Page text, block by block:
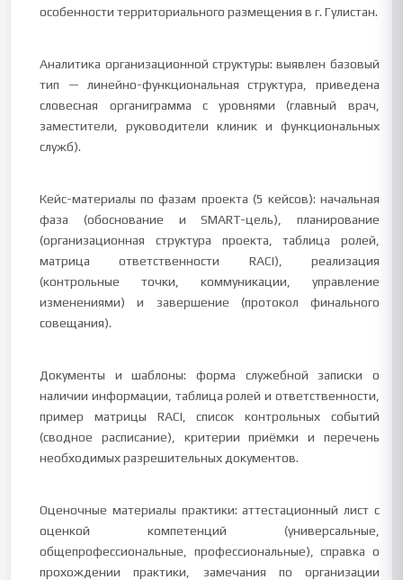
особенности территориального размещения в г. Гулистан.
Аналитика организационной структуры: выявлен базовый
тип — линейно-функциональная структура, приведена
словесная органиграмма с уровнями (главный врач,
заместители, руководители клиник и функциональных
служб).
Кейс-материалы по фазам проекта (5 кейсов): начальная
фаза (обоснование и SMART-цель), планирование
(организационная структура проекта, таблица ролей,
матрица ответственности RACI), реализация
(контрольные точки, коммуникации, управление
изменениями) и завершение (протокол финального
совещания).
Документы и шаблоны: форма служебной записки о
наличии информации, таблица ролей и ответственности,
пример матрицы RACI, список контрольных событий
(сводное расписание), критерии приёмки и перечень
необходимых разрешительных документов.
Оценочные материалы практики: аттестационный лист с
оценкой компетенций (универсальные,
общепрофессиональные, профессиональные), справка о
прохождении практики, замечания по организации